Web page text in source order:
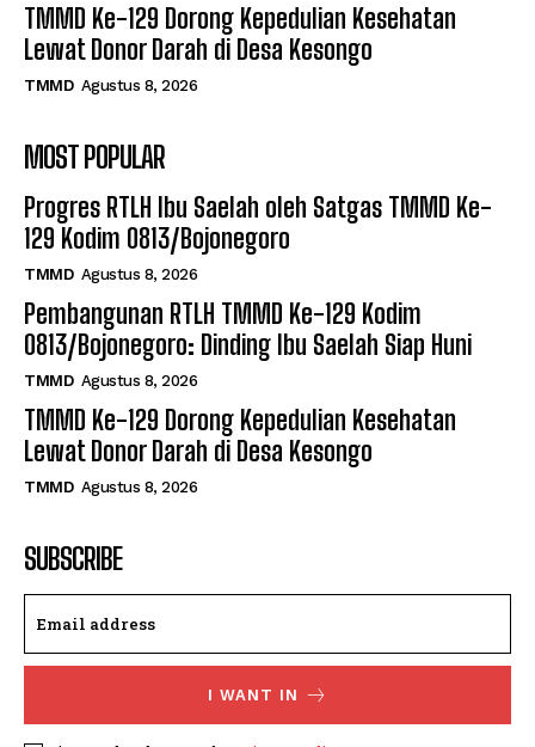
TMMD Ke-129 Dorong Kepedulian Kesehatan
Lewat Donor Darah di Desa Kesongo
TMMD Agustus 8, 2026
MOST POPULAR
Progres RTLH Ibu Saelah oleh Satgas TMMD Ke-
129 Kodim 0813/Bojonegoro
TMMD Agustus 8, 2026
Pembangunan RTLH TMMD Ke-129 Kodim
0813/Bojonegoro: Dinding Ibu Saelah Siap Huni
TMMD Agustus 8, 2026
TMMD Ke-129 Dorong Kepedulian Kesehatan
Lewat Donor Darah di Desa Kesongo
TMMD Agustus 8, 2026
SUBSCRIBE
I WANT IN